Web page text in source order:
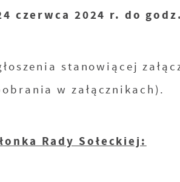
czerwca 2024 r. do
stanowiącej
w załącznikach).
Rady Sołeckiej: